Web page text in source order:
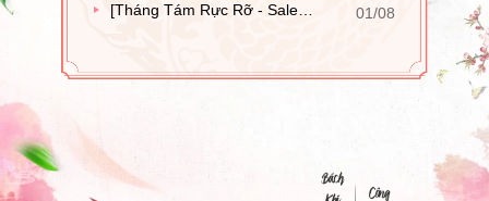
[Tháng Tám Rực Rỡ - Sale Chấn Động] Thất Tịch Hữu Duyên - Mặc Đẹp Cùng Nhau
01/08